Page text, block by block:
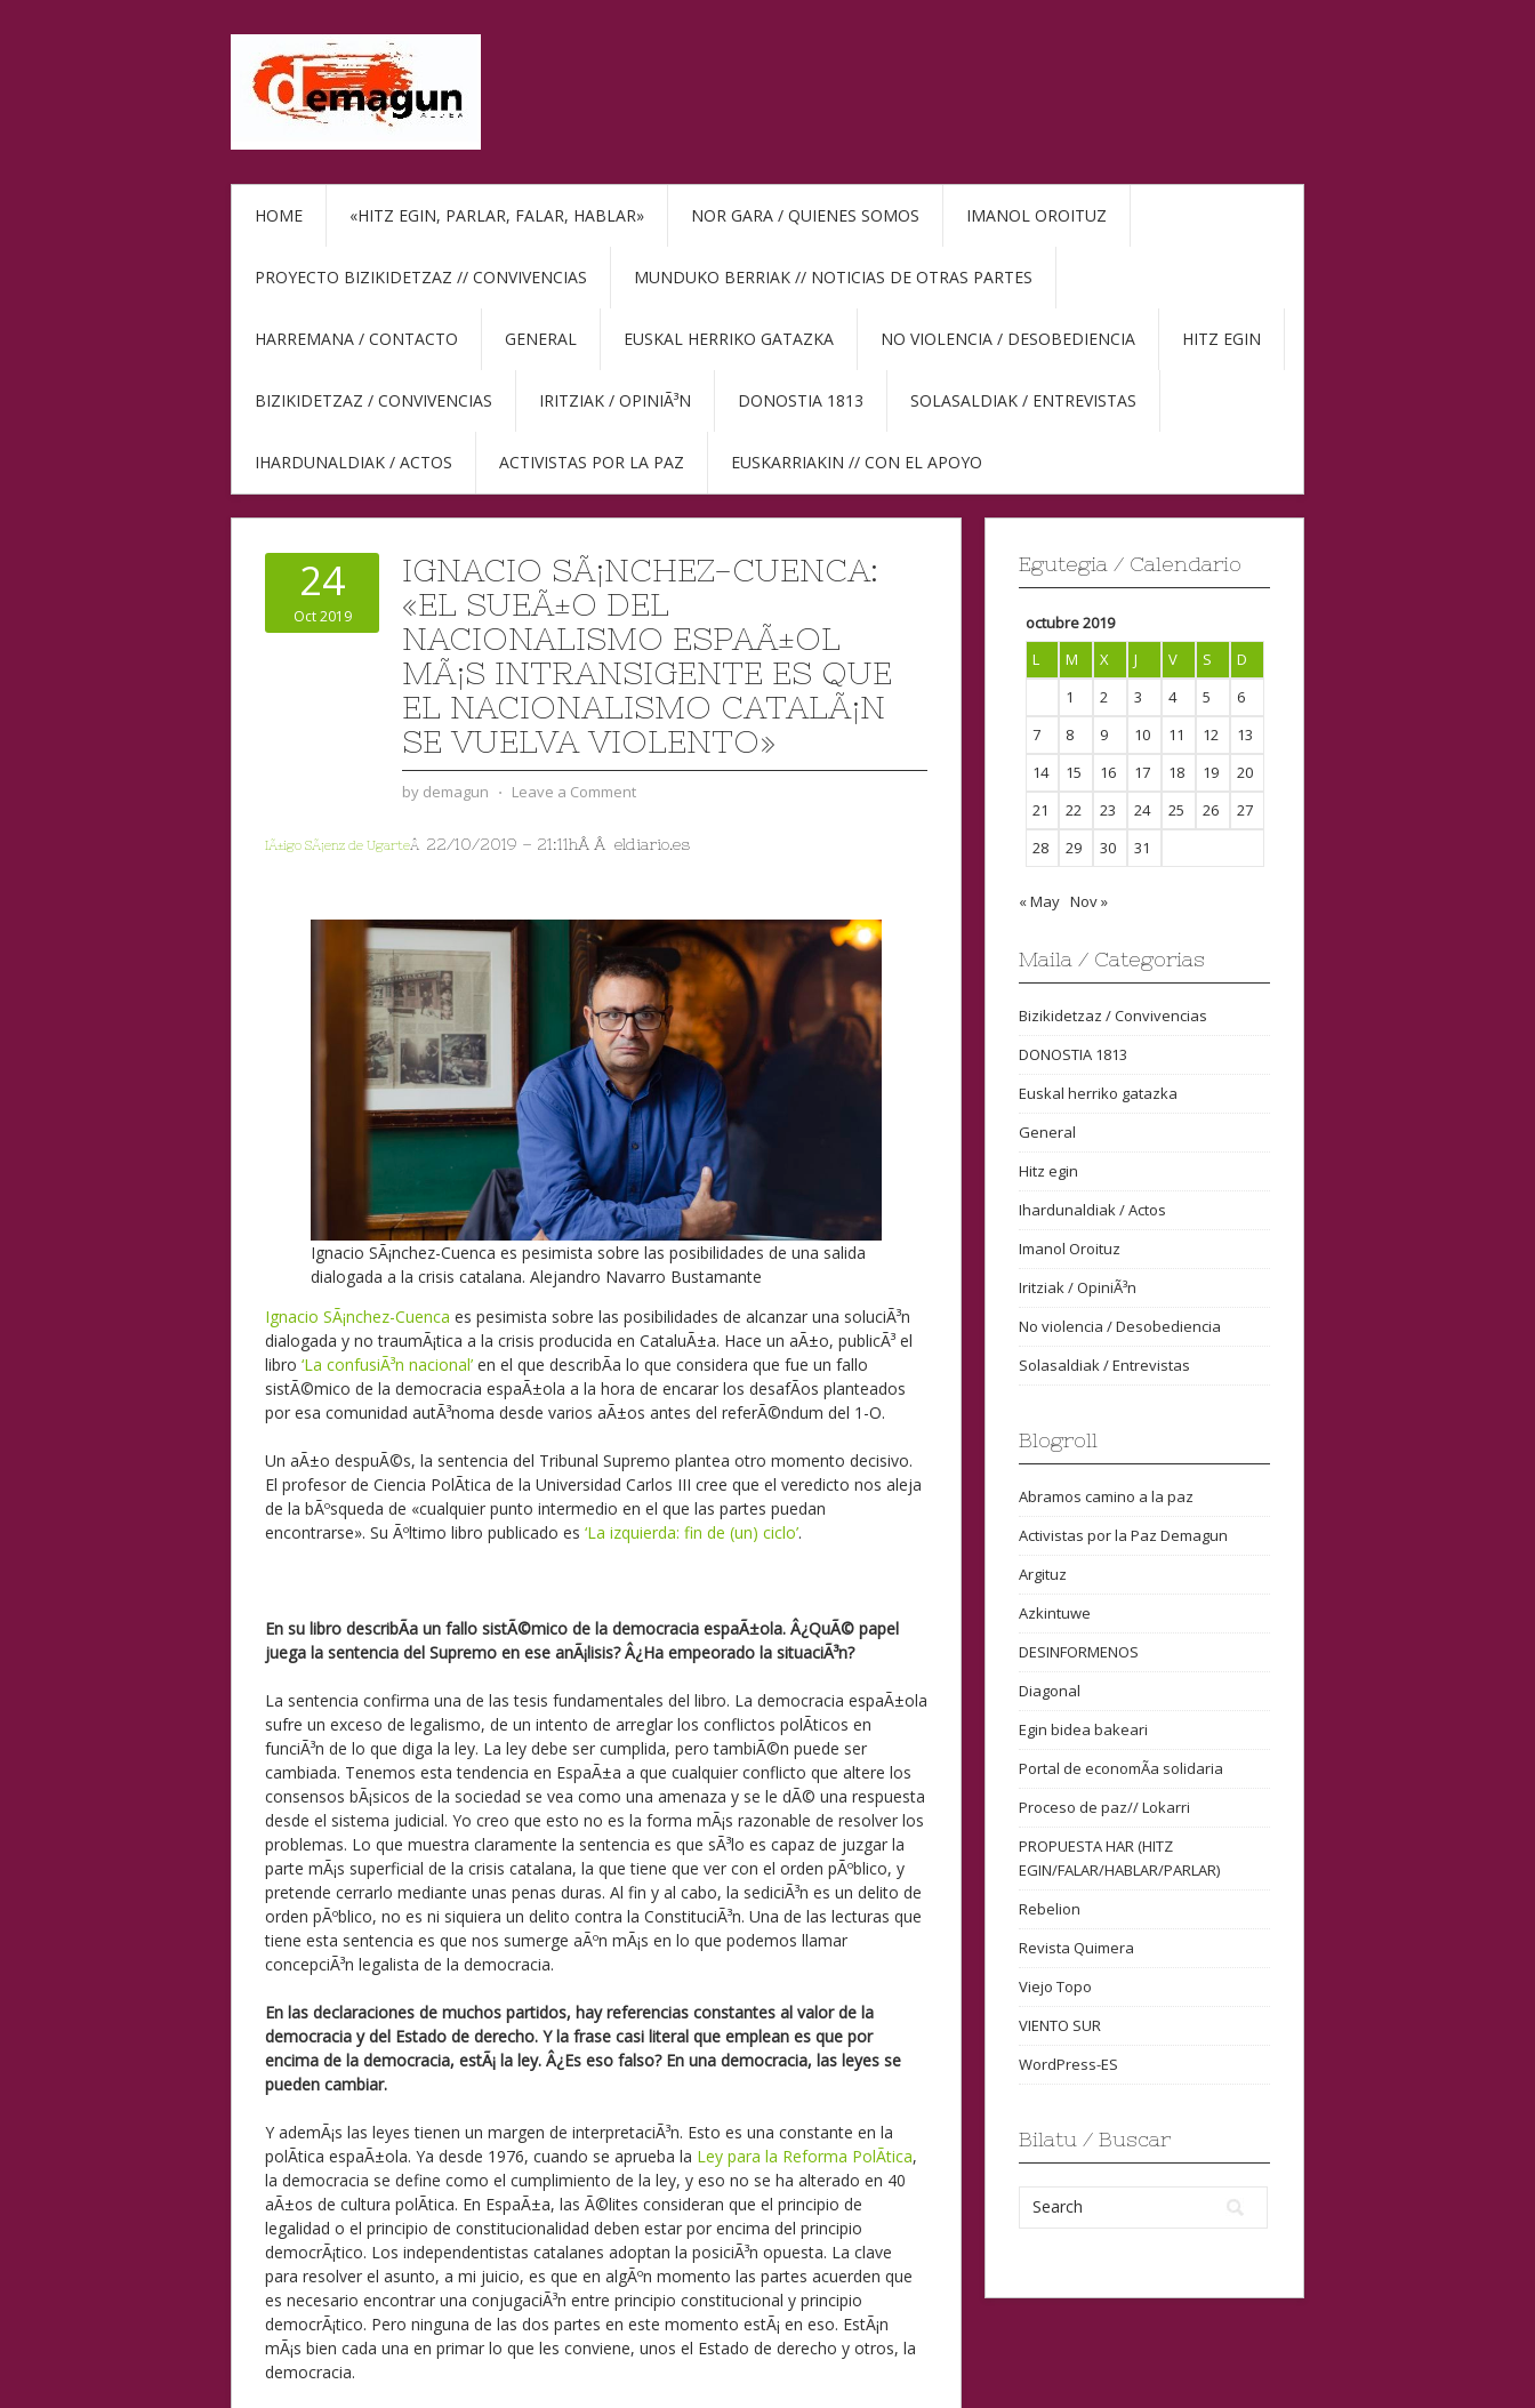
HOME «HITZ EGIN, PARLAR, FALAR, HABLAR» NOR GARA / QUIENES SOMOS IMANOL OROITUZ
PROYECTO BIZIKIDETZAZ // CONVIVENCIAS MUNDUKO BERRIAK // NOTICIAS DE OTRAS PARTES
HARREMANA / CONTACTO GENERAL EUSKAL HERRIKO GATAZKA NO VIOLENCIA / DESOBEDIENCIA HITZ EGIN
BIZIKIDETZAZ / CONVIVENCIAS IRITZIAK / OPINIÃ³N DONOSTIA 1813 SOLASALDIAK / ENTREVISTAS
IHARDUNALDIAK / ACTOS ACTIVISTAS POR LA PAZ EUSKARRIAKIN // CON EL APOYO
24
Oct 2019
IGNACIO SÃ¡NCHEZ-CUENCA:
«EL SUEÃ±O DEL
NACIONALISMO ESPAÃ±OL
MÃ¡S INTRANSIGENTE ES QUE
EL NACIONALISMO CATALÃ¡N
SE VUELVA VIOLENTO»
by demagun ⋅ Leave a Comment
IÃ±igo SÃ¡enz de UgarteÂ 22/10/2019 – 21:11hÂ Â eldiario.es
Ignacio SÃ¡nchez-Cuenca es pesimista sobre las posibilidades de una salida
dialogada a la crisis catalana. Alejandro Navarro Bustamante
Ignacio SÃ¡nchez-Cuenca es pesimista sobre las posibilidades de alcanzar una soluciÃ³n
dialogada y no traumÃ¡tica a la crisis producida en CataluÃ±a. Hace un aÃ±o, publicÃ³ el
libro ‘La confusiÃ³n nacional’ en el que describÃ­a lo que considera que fue un fallo
sistÃ©mico de la democracia espaÃ±ola a la hora de encarar los desafÃ­os planteados
por esa comunidad autÃ³noma desde varios aÃ±os antes del referÃ©ndum del 1-O.
Un aÃ±o despuÃ©s, la sentencia del Tribunal Supremo plantea otro momento decisivo.
El profesor de Ciencia PolÃ­tica de la Universidad Carlos III cree que el veredicto nos aleja
de la bÃºsqueda de «cualquier punto intermedio en el que las partes puedan
encontrarse». Su Ãºltimo libro publicado es ‘La izquierda: fin de (un) ciclo’.
En su libro describÃ­a un fallo sistÃ©mico de la democracia espaÃ±ola. Â¿QuÃ© papel
juega la sentencia del Supremo en ese anÃ¡lisis? Â¿Ha empeorado la situaciÃ³n?
La sentencia confirma una de las tesis fundamentales del libro. La democracia espaÃ±ola
sufre un exceso de legalismo, de un intento de arreglar los conflictos polÃ­ticos en
funciÃ³n de lo que diga la ley. La ley debe ser cumplida, pero tambiÃ©n puede ser
cambiada. Tenemos esta tendencia en EspaÃ±a a que cualquier conflicto que altere los
consensos bÃ¡sicos de la sociedad se vea como una amenaza y se le dÃ© una respuesta
desde el sistema judicial. Yo creo que esto no es la forma mÃ¡s razonable de resolver los
problemas. Lo que muestra claramente la sentencia es que sÃ³lo es capaz de juzgar la
parte mÃ¡s superficial de la crisis catalana, la que tiene que ver con el orden pÃºblico, y
pretende cerrarlo mediante unas penas duras. Al fin y al cabo, la sediciÃ³n es un delito de
orden pÃºblico, no es ni siquiera un delito contra la ConstituciÃ³n. Una de las lecturas que
tiene esta sentencia es que nos sumerge aÃºn mÃ¡s en lo que podemos llamar
concepciÃ³n legalista de la democracia.
En las declaraciones de muchos partidos, hay referencias constantes al valor de la
democracia y del Estado de derecho. Y la frase casi literal que emplean es que por
encima de la democracia, estÃ¡ la ley. Â¿Es eso falso? En una democracia, las leyes se
pueden cambiar.
Y ademÃ¡s las leyes tienen un margen de interpretaciÃ³n. Esto es una constante en la
polÃ­tica espaÃ±ola. Ya desde 1976, cuando se aprueba la Ley para la Reforma PolÃ­tica,
la democracia se define como el cumplimiento de la ley, y eso no se ha alterado en 40
aÃ±os de cultura polÃ­tica. En EspaÃ±a, las Ã©lites consideran que el principio de
legalidad o el principio de constitucionalidad deben estar por encima del principio
democrÃ¡tico. Los independentistas catalanes adoptan la posiciÃ³n opuesta. La clave
para resolver el asunto, a mi juicio, es que en algÃºn momento las partes acuerden que
es necesario encontrar una conjugaciÃ³n entre principio constitucional y principio
democrÃ¡tico. Pero ninguna de las dos partes en este momento estÃ¡ en eso. EstÃ¡n
mÃ¡s bien cada una en primar lo que les conviene, unos el Estado de derecho y otros, la
democracia.
Egutegia / Calendario
octubre 2019
L
M X J V S
D
1
2 3 4 5
6
7
8 9 10 11 12
13
14
15 16 17 18 19
20
21
22 23 24 25 26
27
28
29 30 31
« May Nov »
Maila / Categorias
Bizikidetzaz / Convivencias
DONOSTIA 1813
Euskal herriko gatazka
General
Hitz egin
Ihardunaldiak / Actos
Imanol Oroituz
Iritziak / OpiniÃ³n
No violencia / Desobediencia
Solasaldiak / Entrevistas
Blogroll
Abramos camino a la paz
Activistas por la Paz Demagun
Argituz
Azkintuwe
DESINFORMENOS
Diagonal
Egin bidea bakeari
Portal de economÃ­a solidaria
Proceso de paz// Lokarri
PROPUESTA HAR (HITZ
EGIN/FALAR/HABLAR/PARLAR)
Rebelion
Revista Quimera
Viejo Topo
VIENTO SUR
WordPress-ES
Bilatu / Buscar